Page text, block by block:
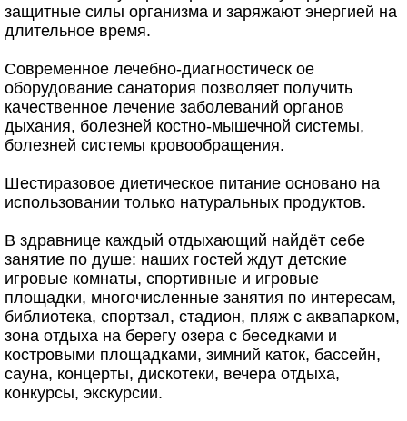
защитные силы организма и заряжают энергией на
длительное время.
Современное лечебно-диагностическ ое
оборудование санатория позволяет получить
качественное лечение заболеваний органов
дыхания, болезней костно-мышечной системы,
болезней системы кровообращения.
Шестиразовое диетическое питание основано на
использовании только натуральных продуктов.
В здравнице каждый отдыхающий найдёт себе
занятие по душе: наших гостей ждут детские
игровые комнаты, спортивные и игровые
площадки, многочисленные занятия по интересам,
библиотека, спортзал, стадион, пляж с аквапарком,
зона отдыха на берегу озера с беседками и
костровыми площадками, зимний каток, бассейн,
сауна, концерты, дискотеки, вечера отдыха,
конкурсы, экскурсии.